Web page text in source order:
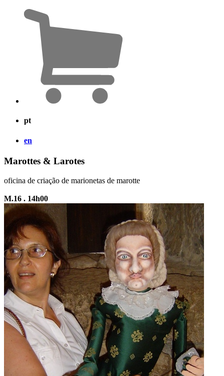
pt
en
Marottes & Larotes
oficina de criação de marionetas de marotte
M.16 . 14h00